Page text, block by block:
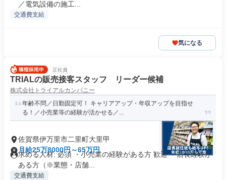
／電気設備の施工...
交通費支給
気になる
正社員
TRIALの販売接客スタッフ リーダー候補
株式会社トライアルカンパニー
年齢不問／日勤固定可！ キャリアアップ・年収アップを目指せ
る！／小売業等の経験が活かせる／...
佐賀県伊万里市二里町大里甲
月給25万8000円～65万円
求める人材: 必須 ・小売業の経験がある方 歓迎 ・店長経験が
ある方（※業態・店舗...
交通費支給